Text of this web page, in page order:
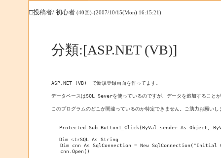
□投稿者/ 初心者 (40回)-(2007/10/15(Mon) 16:15:21)
分類:[ASP.NET (VB)]
ASP.NET (VB)　で新規登録画面を作ってます。
データベースはSQL Severを使っているのですが、データを追加すること
このプログラムのどこが間違っているのか特定できません。ご助力お願いし
Protected Sub Button1_Click(ByVal sender As Object,
Dim strSQL As String
Dim cnn As SqlConnection = New
   cnn.Open()